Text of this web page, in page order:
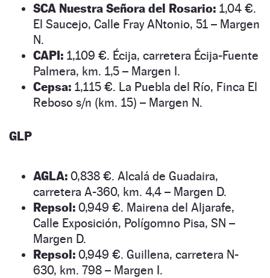
SCA Nuestra Señora del Rosario: 1,04 €.
El Saucejo, Calle Fray ANtonio, 51 – Margen
N.
CAPI: 1,109 €. Écija, carretera Écija-Fuente
Palmera, km. 1,5 – Margen I.
Cepsa: 1,115 €. La Puebla del Río, Finca El
Reboso s/n (km. 15) – Margen N.
GLP
AGLA: 0,838 €. Alcalá de Guadaira,
carretera A-360, km. 4,4 – Margen D.
Repsol: 0,949 €. Mairena del Aljarafe,
Calle Exposición, Polígomno Pisa, SN –
Margen D.
Repsol: 0,949 €. Guillena, carretera N-
630, km. 798 – Margen I.